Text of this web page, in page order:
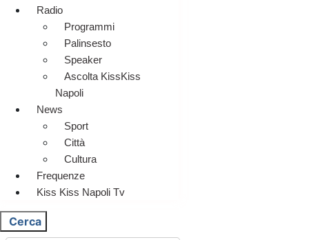
Radio
Programmi
Palinsesto
Speaker
Ascolta KissKiss
Napoli
News
Sport
Città
Cultura
Frequenze
Kiss Kiss Napoli Tv
Cerca